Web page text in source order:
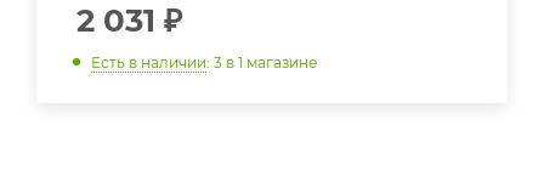
2 031 ₽
Есть в наличии: 3 в 1 магазине